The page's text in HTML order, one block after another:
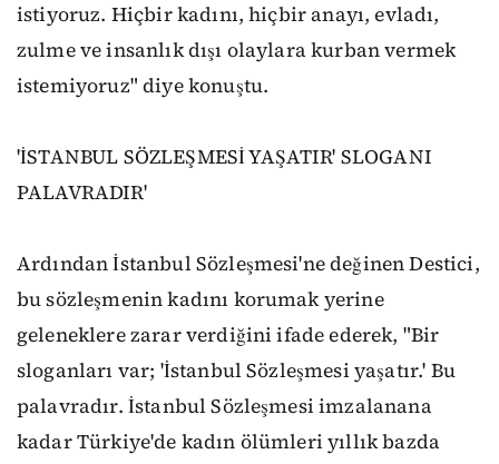
istiyoruz. Hiçbir kadını, hiçbir anayı, evladı,
zulme ve insanlık dışı olaylara kurban vermek
istemiyoruz" diye konuştu.
'İSTANBUL SÖZLEŞMESİ YAŞATIR' SLOGANI
PALAVRADIR'
Ardından İstanbul Sözleşmesi'ne değinen Destici,
bu sözleşmenin kadını korumak yerine
geleneklere zarar verdiğini ifade ederek, "Bir
sloganları var; 'İstanbul Sözleşmesi yaşatır.' Bu
palavradır. İstanbul Sözleşmesi imzalanana
kadar Türkiye'de kadın ölümleri yıllık bazda